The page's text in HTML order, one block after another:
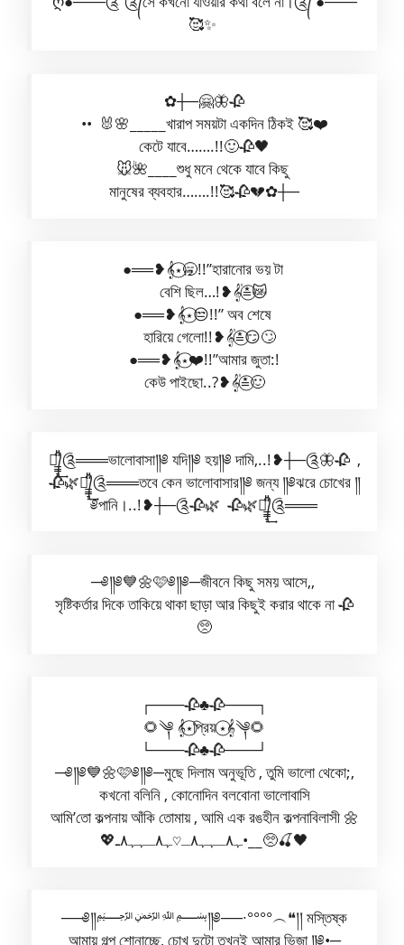
🥰✨
✿┼─🤗🦋🥀
•• 🐰🌸_____খারাপ সময়টা একদিন ঠিকই 🥰❤️
কেটে যাবে…….!!🙂🥀🖤
🐭🌺____শুধু মনে থেকে যাবে কিছু
মানুষের ব্যবহার…….!!🥰🥀💔✿┼─
●══❥𝄞⋆⃝🥱!!”হারানোর ভয় টা
বেশি ছিল…!❥︎𝄟≛⃝😿
●══❥𝄞⋆⃝😒!!” অব শেষে
হারিয়ে গেলো!!❥︎𝄟≛⃝😏🙄
●══❥𝄞⋆⃝❤️!!”আমার জুতা:!
কেউ পাইছো..?❥︎𝄟≛⃝🙂
༆᭄̲̲̲̞̎̎͢༊═══ভালোবাসা༎༅ যদি༎༅ হয়༎༅ দামি,..!❥┼─༊🦋🥀 ,
🥀🌿༆᭄̲̲̲̞̎̎͢༊═══তবে কেন ভালোবাসার༎༅ জন্য ༎༅ঝরে চোখের ༎
༅পানি।..!❥┼─༊🥀🌿 🥀🌿༆᭄̲̲̲̞̎̎͢༊═══
─༅༎༅💙🌼🩷༅༎༅─জীবনে কিছু সময় আসে,,
সৃষ্টিকর্তার দিকে তাকিয়ে থাকা ছাড়া আর কিছুই করার থাকে না 🥀
🥺
┌───🥀♣🥀───┐
🌻༆ 𝄞⋆⃝প্রিয় ⋆⃝𝄞༆🌻
└───🥀♣🥀───┘
─༅༎༅💙🌼🩷༅༎༅─মুছে দিলাম অনুভূতি , তুমি ভালো থেকো;,
কখনো বলিনি , কোনোদিন বলবোনা ভালোবাসি
আমি’তো কল্পনায় আঁকি তোমায় , আমি এক রঙহীন কল্পনাবিলাসী 🌼
💖ﮩ٨ـﮩﮩ٨ـ♡ﮩ٨ـﮩﮩ٨ـ•__🥺🍒🖤
──༅༎﷽༎༅──∙°°°°︵❝།། মস্তিষ্ক
আমায় গল্প শোনাচ্ছে, চোখ দুটো তখনই আমার ভিজা ༎༅•─